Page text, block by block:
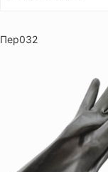
Пер032